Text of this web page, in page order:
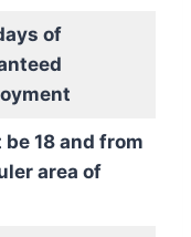
of
be 18 and from
area of